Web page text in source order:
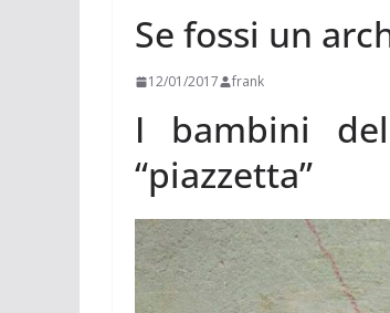
Se fossi un
12/01/2017 frank
I bambini
“piazzetta”